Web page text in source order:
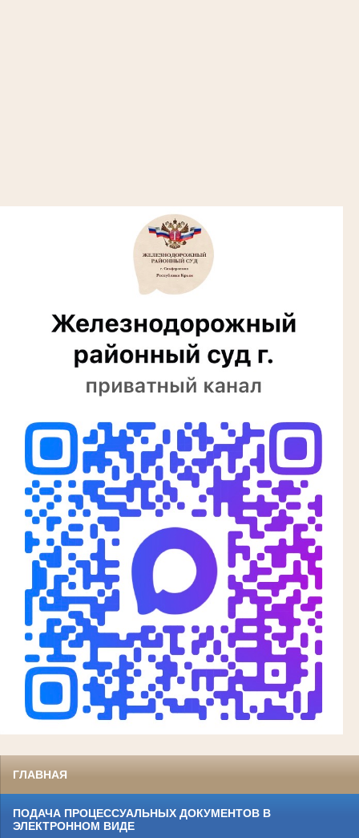
ГЛАВНАЯ
ПОДАЧА ПРОЦЕССУАЛЬНЫХ ДОКУМЕНТОВ В
ЭЛЕКТРОННОМ ВИДЕ